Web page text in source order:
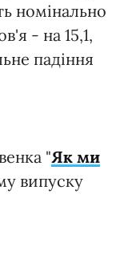
номінально
- на 15,1,
падіння
"Як ми
випуску